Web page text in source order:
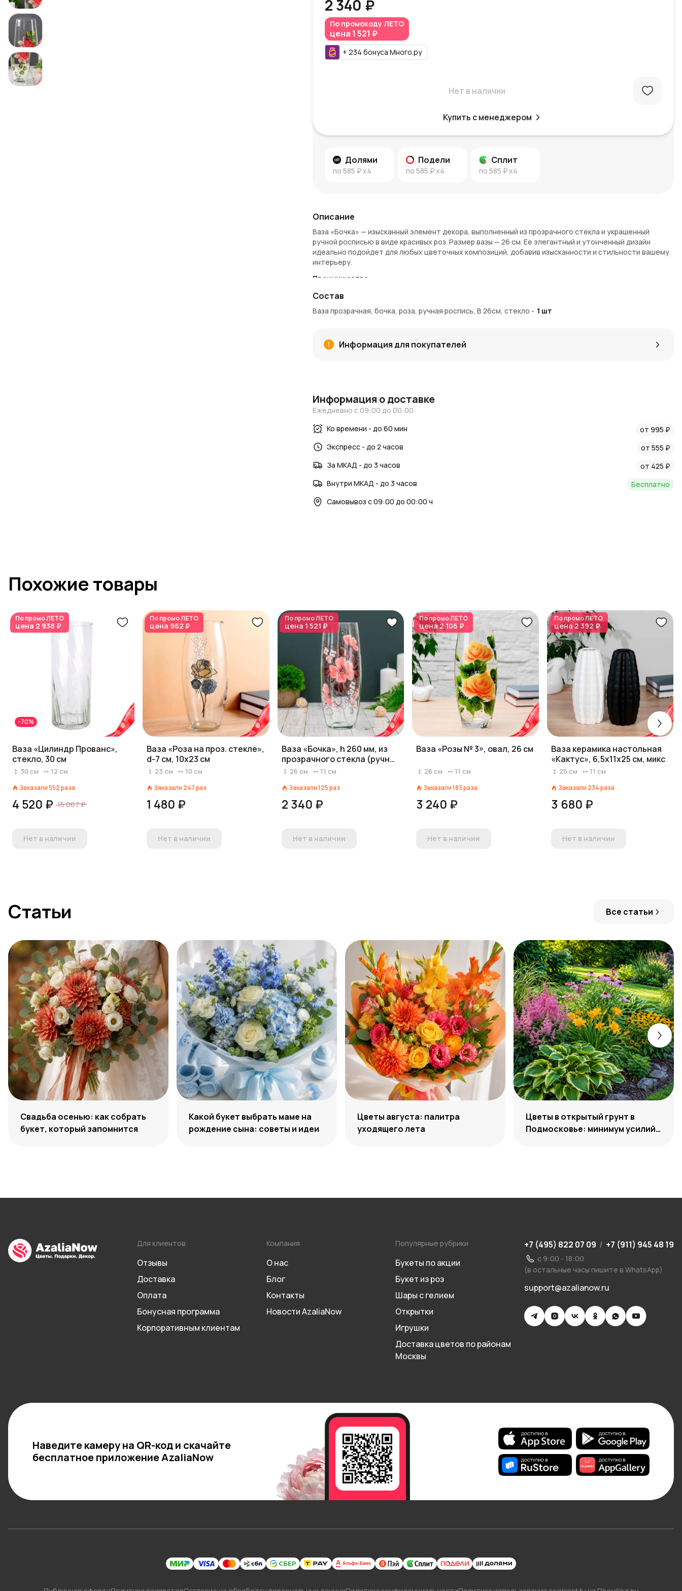
2 340 ₽
По промокоду ЛЕТО
цена 1 521 ₽
+ 234 бонуса Много.ру
Нет в наличии
Купить с менеджером
Долями
по 585 ₽x4
Подели
по 585 ₽x4
Сплит
по 585 ₽x4
Описание
Ваза «Бочка» — изысканный элемент декора, выполненный из прозрачного стекла и украшенный
ручной росписью в виде красивых роз. Размер вазы — 26 см. Ее элегантный и утонченный дизайн
идеально подойдет для любых цветочных композиций, добавив изысканности и стильности вашему
интерьеру.
Преимущества:
Ручная роспись с изображением роз, создающая уникальный и эксклюзивный вид
Современный и элегантный дизайн, подходящий для разнообразных интерьеров
Покупка и доставка:
Для вдохновения:
Посетитеблог AzaliaNowиновости
AzaliaNow гарантируетвысокое качество и стиль каждой вазы.
Состав
Ваза прозрачная, бочка, роза, ручная роспись, В 26см, стекло - 1 шт
Информация для покупателей
Информация о доставке
Ежедневно с 09:00 до 00:00
Ко времени - до 60 мин
от 995 ₽
Экспресс - до 2 часов
от 555 ₽
За МКАД - до 3 часов
от 425 ₽
Внутри МКАД - до 3 часов
Бесплатно
Самовывоз с 09:00 до 00:00 ч
Похожие товары
По промоЛЕТО
цена 2 938 ₽
-70%
Ваза «Цилиндр Прованс»,
стекло, 30 см
30 см 12 см
Заказали552раза
4 520 ₽ 15 067 ₽
Нет в наличии
По промоЛЕТО
цена 962 ₽
Ваза «Роза на проз. стекле»,
d-7 см, 10х23 см
23 см 10 см
Заказали 247раз
1 480 ₽
Нет в наличии
По промоЛЕТО
цена 1 521 ₽
Ваза «Бочка», h 260 мм, из
прозрачного стекла (ручная
роспись), рис. Гибискус (Р.Ч.)
26 см 11 см
Заказали125раз
2 340 ₽
Нет в наличии
По промоЛЕТО
цена2 106 ₽
Ваза «Розы № 3», овал, 26 см
26 см 11 см
Заказали183раза
3 240 ₽
Нет в наличии
По промоЛЕТО
цена 2 392 ₽
Ваза керамика настольная
«Кактус», 6,5х11х25 см, микс
25 см 11 см
Заказали 234раза
3 680 ₽
Нет в наличии
Статьи Все статьи
Свадьба осенью: как собрать
букет, который запомнится
Какой букет выбрать маме на
рождение сына: советы и идеи
Цветы августа: палитра
уходящего лета
Цветы в открытый грунт в
Подмосковье: минимум усилий,
Для клиентов
Отзывы
Доставка
Оплата
Бонусная программа
Корпоративным клиентам
Компания
О нас
Блог
Контакты
Новости AzaliaNow
Популярные рубрики
Букеты по акции
Букет из роз
Шары с гелием
Открытки
Игрушки
Доставка цветов по районам
Москвы
+7 (495) 822 07 09 / +7 (911) 945 48 19
с 9:00 - 18:00
(в остальные часы пишите в WhatsApp)
support@azalianow.ru
Наведите камеру на QR-код и скачайте
бесплатное приложение AzaliaNow